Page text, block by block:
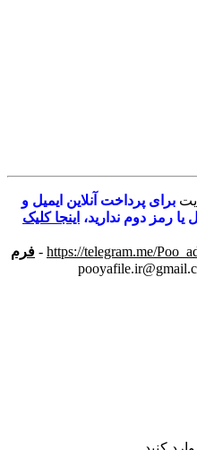
برای پرداخت آنلاین ایمیل و
رمز دوم ندارید، اینجا کلیک
https://telegram.me/
- فرم